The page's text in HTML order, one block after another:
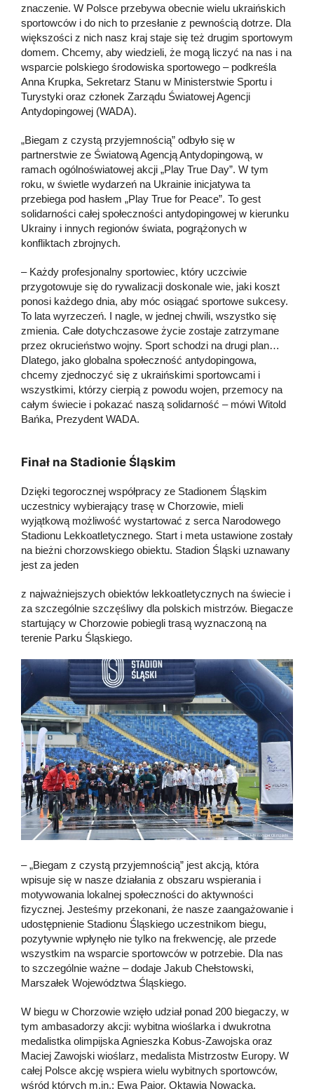
znaczenie. W Polsce przebywa obecnie wielu ukraińskich
sportowców i do nich to przesłanie z pewnością dotrze. Dla
większości z nich nasz kraj staje się też drugim sportowym
domem. Chcemy, aby wiedzieli, że mogą liczyć na nas i na
wsparcie polskiego środowiska sportowego – podkreśla
Anna Krupka, Sekretarz Stanu w Ministerstwie Sportu i
Turystyki oraz członek Zarządu Światowej Agencji
Antydopingowej (WADA).
„Biegam z czystą przyjemnością” odbyło się w
partnerstwie ze Światową Agencją Antydopingową, w
ramach ogólnoświatowej akcji „Play True Day”. W tym
roku, w świetle wydarzeń na Ukrainie inicjatywa ta
przebiega pod hasłem „Play True for Peace”. To gest
solidarności całej społeczności antydopingowej w kierunku
Ukrainy i innych regionów świata, pogrążonych w
konfliktach zbrojnych.
– Każdy profesjonalny sportowiec, który uczciwie
przygotowuje się do rywalizacji doskonale wie, jaki koszt
ponosi każdego dnia, aby móc osiągać sportowe sukcesy.
To lata wyrzeczeń. I nagle, w jednej chwili, wszystko się
zmienia. Całe dotychczasowe życie zostaje zatrzymane
przez okrucieństwo wojny. Sport schodzi na drugi plan…
Dlatego, jako globalna społeczność antydopingowa,
chcemy zjednoczyć się z ukraińskimi sportowcami i
wszystkimi, którzy cierpią z powodu wojen, przemocy na
całym świecie i pokazać naszą solidarność – mówi Witold
Bańka, Prezydent WADA.
Finał na Stadionie Śląskim
Dzięki tegorocznej współpracy ze Stadionem Śląskim
uczestnicy wybierający trasę w Chorzowie, mieli
wyjątkową możliwość wystartować z serca Narodowego
Stadionu Lekkoatletycznego. Start i meta ustawione zostały
na bieżni chorzowskiego obiektu. Stadion Śląski uznawany
jest za jeden
z najważniejszych obiektów lekkoatletycznych na świecie i
za szczególnie szczęśliwy dla polskich mistrzów. Biegacze
startujący w Chorzowie pobiegli trasą wyznaczoną na
terenie Parku Śląskiego.
– „Biegam z czystą przyjemnością” jest akcją, która
wpisuje się w nasze działania z obszaru wspierania i
motywowania lokalnej społeczności do aktywności
fizycznej. Jesteśmy przekonani, że nasze zaangażowanie i
udostępnienie Stadionu Śląskiego uczestnikom biegu,
pozytywnie wpłynęło nie tylko na frekwencję, ale przede
wszystkim na wsparcie sportowców w potrzebie. Dla nas
to szczególnie ważne – dodaje Jakub Chełstowski,
Marszałek Województwa Śląskiego.
W biegu w Chorzowie wzięło udział ponad 200 biegaczy, w
tym ambasadorzy akcji: wybitna wioślarka i dwukrotna
medalistka olimpijska Agnieszka Kobus-Zawojska oraz
Maciej Zawojski wioślarz, medalista Mistrzostw Europy. W
całej Polsce akcję wspiera wielu wybitnych sportowców,
wśród których m.in.: Ewa Pajor, Oktawia Nowacka,